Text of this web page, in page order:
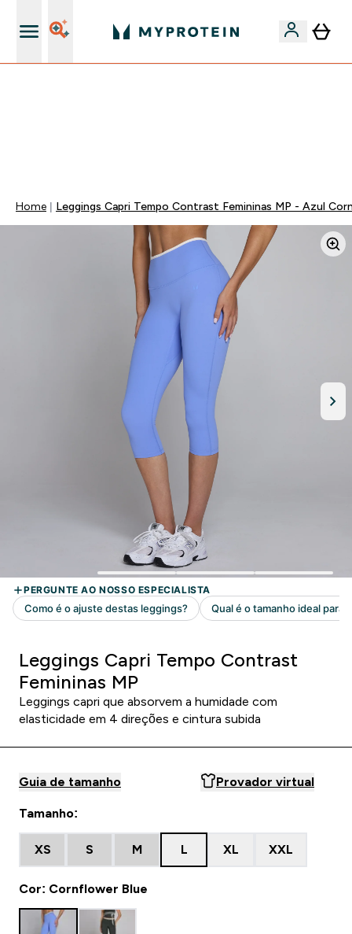
Home Leggings Capri Tempo Contrast Femininas MP - Azul
Leggings Capri Tempo Contrast
Femininas MP
Leggings capri que absorvem a humidade com
elasticidade em 4 direções e cintura subida
Guia de tamanho Provador virtual
Tamanho:
XS S M L XL XXL
Cor: Cornflower Blue